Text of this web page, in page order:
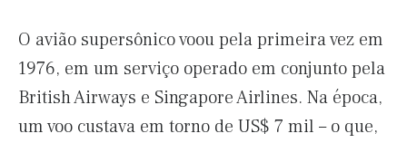
O avião supersônico voou pela primeira vez em
1976, em um serviço operado em conjunto pela
British Airways e Singapore Airlines. Na época,
um voo custava em torno de US$ 7 mil – o que,